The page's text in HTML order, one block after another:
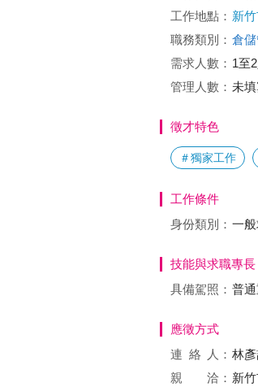
工作地點： 新
職務類別： 倉
需求人數： 1至
管理人數： 未
徵才特色
＃獨家工作
工作條件
身份類別： 一
技能與求職專長
具備駕照： 普
應徵方式
連絡
人： 林
親 洽： 新